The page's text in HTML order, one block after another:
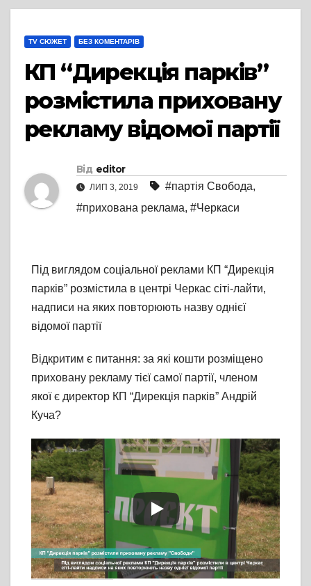
TV СЮЖЕТ БЕЗ КОМЕНТАРІВ
КП “Дирекція парків”
розмістила приховану
рекламу відомої партії
Від editor
ЛИП 3, 2019 #партія Свобода,
#прихована реклама, #Черкаси
Під виглядом соціальної реклами КП “Дирекція
парків” розмістила в центрі Черкас сіті-лайти,
надписи на яких повторюють назву однієї
відомої партії
Відкритим є питання: за які кошти розміщено
приховану рекламу тієї самої партії, членом
якої є директор КП “Дирекція парків” Андрій
Куча?